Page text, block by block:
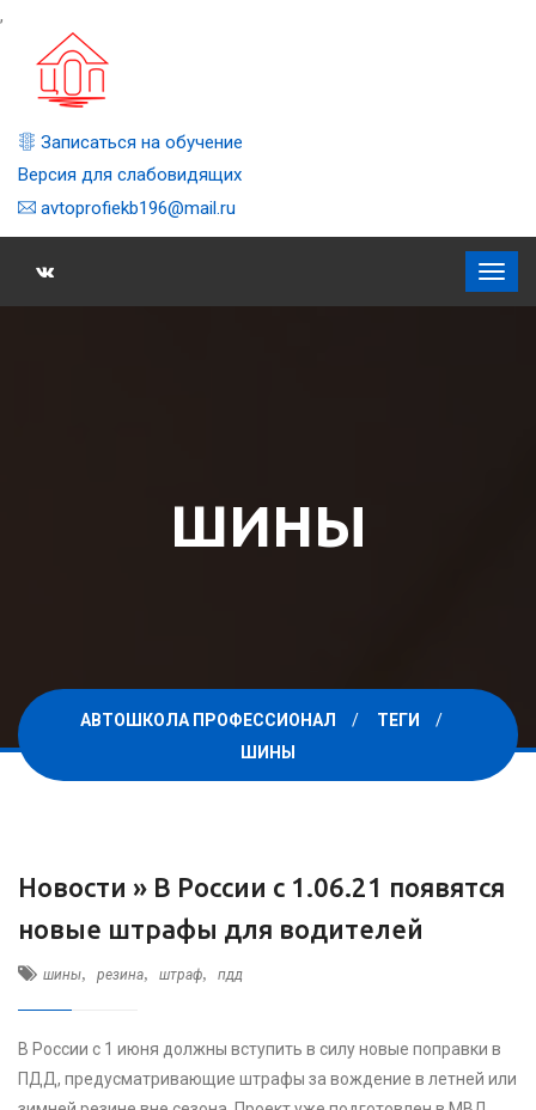
,
Записаться на обучение
Версия для слабовидящих
avtoprofiekb196@mail.ru
ШИНЫ
АВТОШКОЛА ПРОФЕССИОНАЛ
ТЕГИ
ШИНЫ
Новости » В России с 1.06.21 появятся
новые штрафы для водителей
шины, резина, штраф, пдд
В России с 1 июня должны вступить в силу новые поправки в
ПДД, предусматривающие штрафы за вождение в летней или